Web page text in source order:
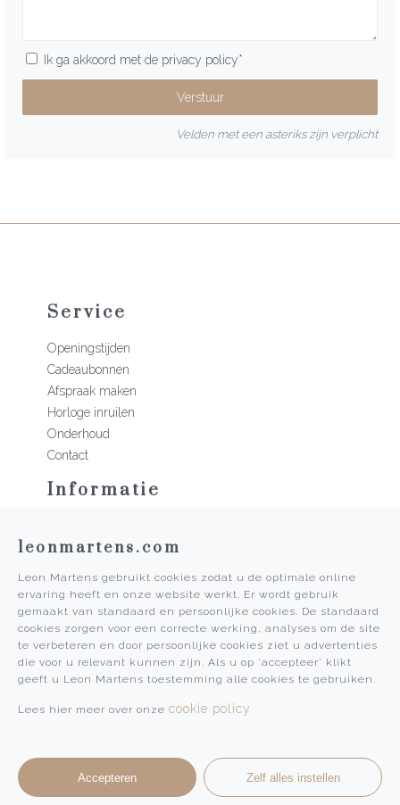
Ik ga akkoord met de privacy policy*
Velden met een asteriks zijn verplicht
Service
Openingstijden
Cadeaubonnen
Afspraak maken
Horloge inruilen
Onderhoud
Contact
Informatie
Historie
Algemene voorwaarden
Privacy Policy
Pers
Leon Martens
Leon Martens Juwelier
leonmartens.com
Leon Martens gebruikt cookies zodat u de optimale online
ervaring heeft en onze website werkt. Er wordt gebruik
gemaakt van standaard en persoonlijke cookies. De standaard
cookies zorgen voor een correcte werking, analyses om de site
te verbeteren en door persoonlijke cookies ziet u advertenties
die voor u relevant kunnen zijn. Als u op 'accepteer' klikt
geeft u Leon Martens toestemming alle cookies te gebruiken.
Lees hier meer over onze cookie policy
Accepteren Zelf alles instellen